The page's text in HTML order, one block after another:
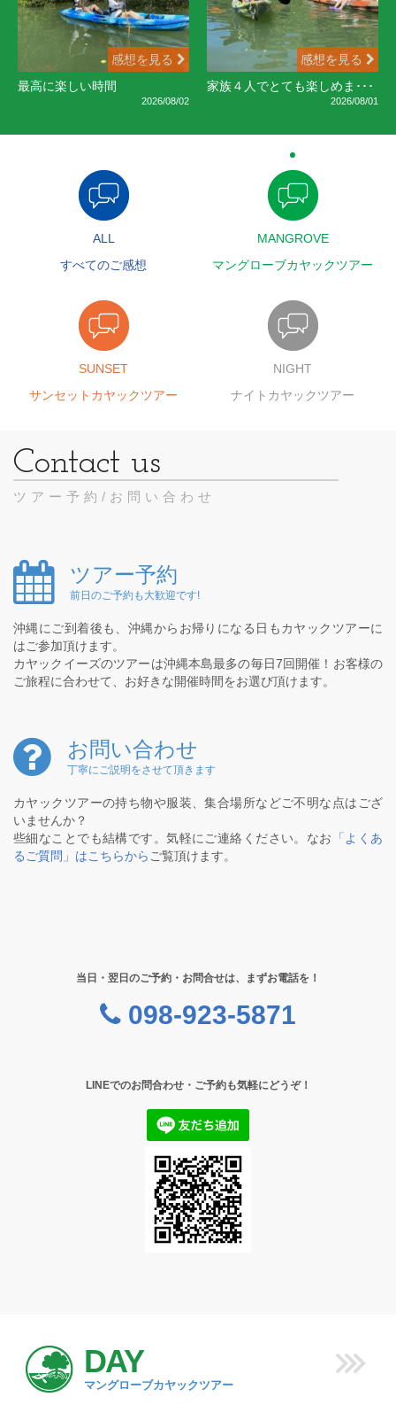
感想を見る
最高に楽しい時間
2026/08/02
感想を見る
家族４人でとても楽しめま･･･
2026/08/01
ALL
すべてのご感想
MANGROVE
マングローブカヤックツアー
SUNSET
サンセットカヤックツアー
NIGHT
ナイトカヤックツアー
ツアー予約/お問い合わせ
ツアー予約
前日のご予約も大歓迎です!
沖縄にご到着後も、沖縄からお帰りになる日もカヤックツアーに
はご参加頂けます。
カヤックイーズのツアーは沖縄本島最多の毎日7回開催！お客様の
ご旅程に合わせて、お好きな開催時間をお選び頂けます。
お問い合わせ
丁寧にご説明をさせて頂きます
カヤックツアーの持ち物や服装、集合場所などご不明な点はござ
いませんか？
些細なことでも結構です。気軽にご連絡ください。なお
「よくあ
るご質問」はこちらから ご覧頂けます。
当日・翌日のご予約・お問合せは、まずお電話を！
098-923-5871
LINEでのお問合わせ・ご予約も気軽にどうぞ！
DAY
マングローブカヤックツアー